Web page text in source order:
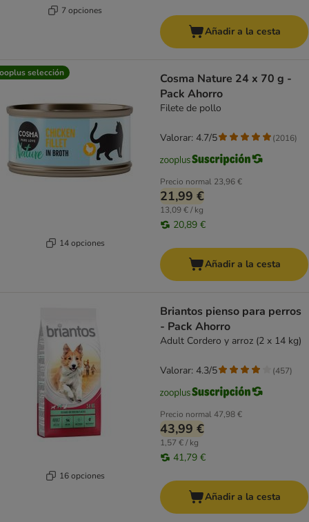
7 opciones
Añadir a la cesta
selección
14 opciones
Cosma Nature 24 x 70 g -
Pack Ahorro
Filete de pollo
Precio normal 23,96 €
21,99 €
13,09 € / kg
20,89 €
Valorar: 4.7/5 (2016)
Añadir a la cesta
16 opciones
Briantos pienso para perros
- Pack Ahorro
Adult Cordero y arroz (2 x 14 kg)
Precio normal47,98 €
43,99 €
1,57 € / kg
41,79 €
Valorar: 4.3/5 (457)
Añadir a la cesta